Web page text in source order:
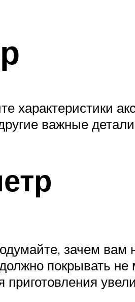
характеристики
важные детали
зачем вам
покрывать